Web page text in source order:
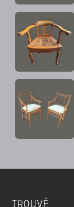
TROUVÉ